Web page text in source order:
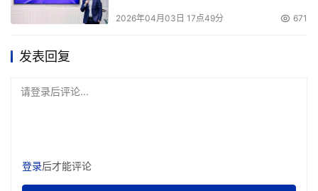
SINFOR VPN集中安全管理中心
VPN产品与其他网络产品相比、有一个非常显著的特点，就
何将这个跨地域的网络集中、统一管理起来，并有效进行部
平台包括中心安全策略服务器、GUI管理器、数据库服务
器、日志报表服务器、集中监控服务器、升级部署服务器、
2026年04月03日 17点49分 671
发表回复
请登录后评论...
登录后才能评论